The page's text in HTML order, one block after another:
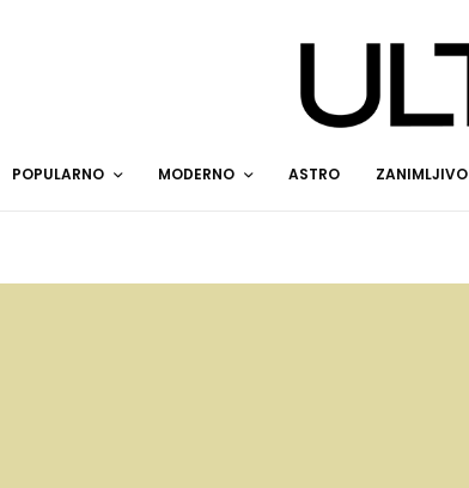
POPULARNO MODERNO ASTRO ZANIMLJIVO